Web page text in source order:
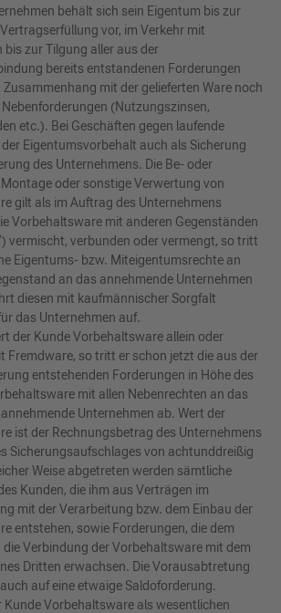
behält sich sein Eigentum bis zur
vor, im Verkehr mit
bis zur Tilgung aller aus der
bereits entstandenen Forderungen
Zusammenhang mit der gelieferten Ware noch
(Nutzungszinsen,
etc.). Bei Geschäften gegen laufende
Eigentumsvorbehalt auch als Sicherung
des Unternehmens. Die Be- oder
oder sonstige Verwertung von
gilt als im Auftrag des Unternehmens
Vorbehaltsware mit anderen Gegenständen
vermischt, verbunden oder vermengt, so tritt
Eigentums- bzw. Miteigentumsrechte an
an das annehmende Unternehmen
diesen mit kaufmännischer Sorgfalt
das Unternehmen auf.
der Kunde Vorbehaltsware allein oder
Fremdware, so tritt er schon jetzt die aus der
entstehenden Forderungen in Höhe des
mit allen Nebenrechten an das
Unternehmen ab. Wert der
ist der Rechnungsbetrag des Unternehmens
Sicherungsaufschlages von achtunddreißig
Weise abgetreten werden sämtliche
Kunden, die ihm aus Verträgen im
mit der Verarbeitung bzw. dem Einbau der
entstehen, sowie Forderungen, die dem
die Verbindung der Vorbehaltsware mit dem
Dritten erwachsen. Die Vorausabtretung
auf eine etwaige Saldoforderung.
Kunde Vorbehaltsware als wesentlichen